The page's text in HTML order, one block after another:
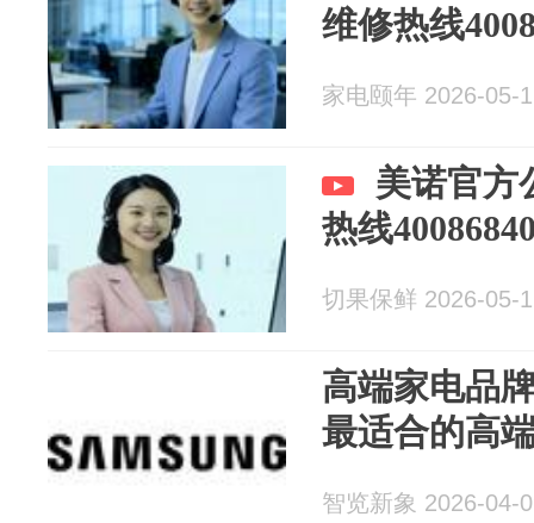
维修热线
家电颐年 2026-05-
美诺官方
热线
切果保鲜 2026-05-
高端家电品
最适合的高
智览新象 2026-04-